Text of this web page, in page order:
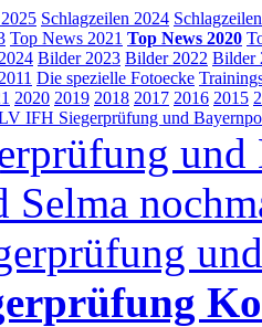
Schlagzeilen 2024
Top News 2021 Top News 2020
Bilder 2023 Bilder 2022 Bilder
Die spezielle Fotoecke
2020 2019 2018 2017 2016 2015
IFH Siegerprüfung und
Selma